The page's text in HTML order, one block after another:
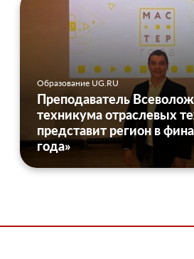
Образование UG.RU
Преподаватель
техникума отраслевых
представит регион в
года»